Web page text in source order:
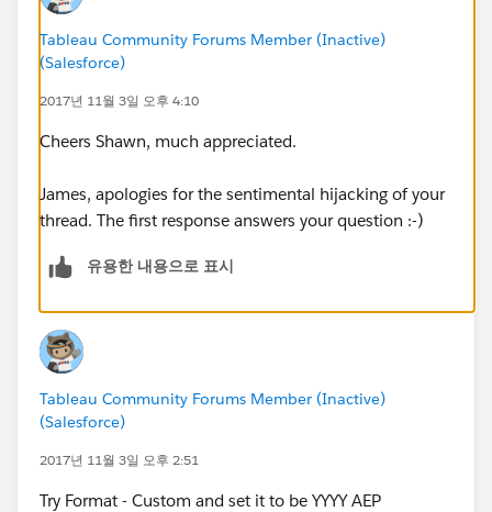
Tableau Community Forums Member (Inactive)
(Salesforce)
2017년 11월 3일 오후 4:10
Cheers Shawn, much appreciated.
James, apologies for the sentimental hijacking of your
thread. The first response answers your question :-)
유용한 내용으로 표시
Tableau Community Forums Member (Inactive)
(Salesforce)
2017년 11월 3일 오후 2:51
Try Format - Custom and set it to be YYYY AEP